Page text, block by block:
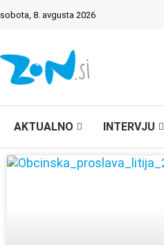
sobota, 8. avgusta 2026
AKTUALNO INTERVJU